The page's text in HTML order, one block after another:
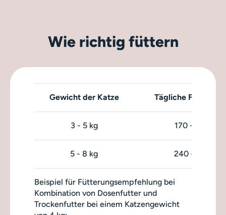
Wie richtig füttern
Gewicht der Katze Tägliche
3 - 5 kg 170 - 240 g
5 - 8 kg 240 - 330 g
Beispiel für Fütterungsempfehlung bei
Kombination von Dosenfutter und
Trockenfutter bei einem Katzengewicht